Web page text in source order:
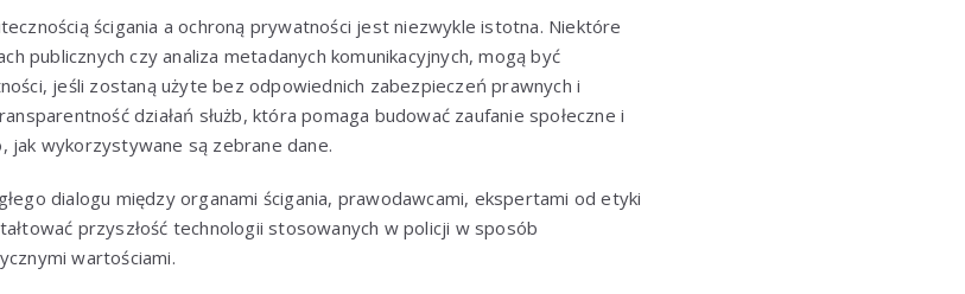
ścigania a ochroną prywatności jest niezwykle istotna. Niektóre
publicznych czy analiza metadanych komunikacyjnych, mogą być
jeśli zostaną użyte bez odpowiednich zabezpieczeń prawnych i
działań służb, która pomaga budować zaufanie społeczne i
jak wykorzystywane są zebrane dane.
dialogu między organami ścigania, prawodawcami, ekspertami od etyki
przyszłość technologii stosowanych w policji w sposób
wartościami.